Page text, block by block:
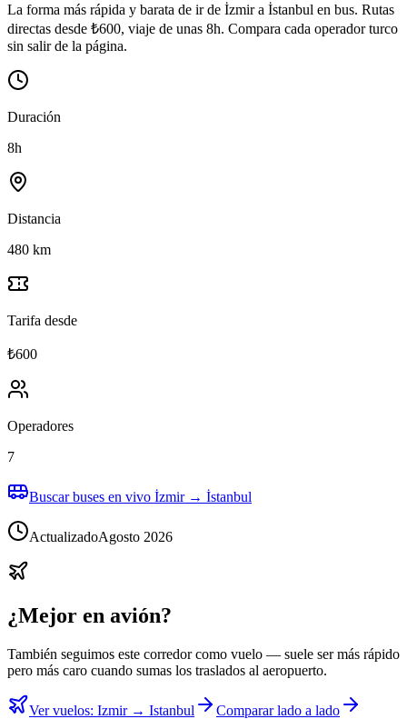
La forma más rápida y barata de ir de İzmir a İstanbul en bus. Rutas
directas desde ₺600, viaje de unas 8h. Compara cada operador turco
sin salir de la página.
Duración
8h
Distancia
480 km
Tarifa desde
₺600
Operadores
7
Buscar buses en vivo İzmir → İstanbul
ActualizadoAgosto 2026
¿Mejor en avión?
También seguimos este corredor como vuelo — suele ser más rápido
pero más caro cuando sumas los traslados al aeropuerto.
Ver vuelos: Izmir → Istanbul Comparar lado a lado